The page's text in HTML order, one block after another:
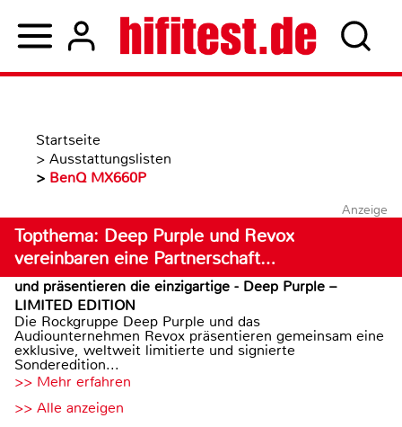
Startseite
> Ausstattungslisten
> BenQ MX660P
Anzeige
Topthema: Deep Purple und Revox
vereinbaren eine Partnerschaft…
und präsentieren die einzigartige - Deep Purple –
LIMITED EDITION
Die Rockgruppe Deep Purple und das
Audiounternehmen Revox präsentieren gemeinsam eine
exklusive, weltweit limitierte und signierte
Sonderedition...
>> Mehr erfahren
>> Alle anzeigen